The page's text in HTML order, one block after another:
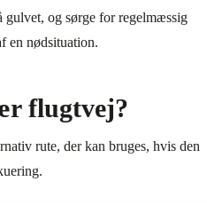
gulvet, og sørge for regelmæssig
en nødsituation.
flugtvej?
rute, der kan bruges, hvis den